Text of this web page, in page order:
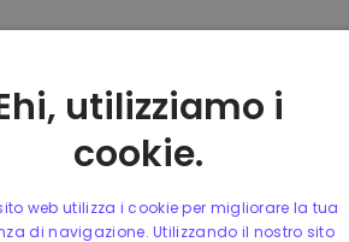
FLOKI su
utilizziamo i
cookie.
web utilizza i cookie per migliorare la tua
di navigazione. Utilizzando il nostro sito